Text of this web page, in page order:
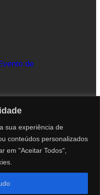
sua experiência de
conteúdos personalizados
em "Aceitar Todos",
de